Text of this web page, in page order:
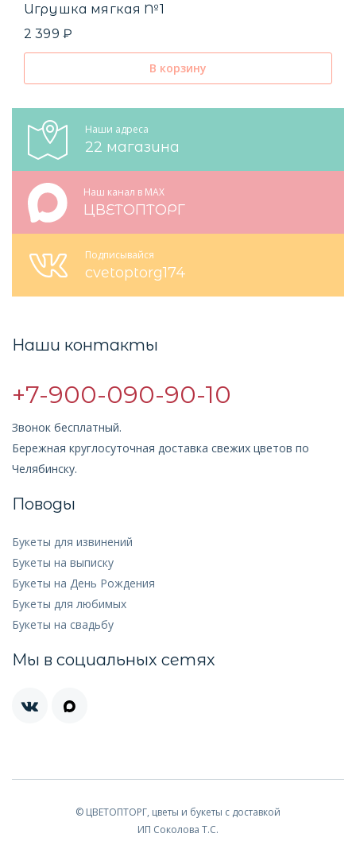
Игрушка мягкая №1
2 399 ₽
В корзину
Наши адреса
22 магазина
Наш канал в MAX
ЦВЕТОПТОРГ
Подписывайся
cvetoptorg174
Наши контакты
+7-900-090-90-10
Звонок бесплатный.
Бережная круглосуточная доставка свежих цветов по
Челябинску.
Поводы
Букеты для извинений
Букеты на выписку
Букеты на День Рождения
Букеты для любимых
Букеты на свадьбу
Мы в социальных сетях
© ЦВЕТОПТОРГ, цветы и букеты с доставкой
ИП Соколова Т.С.